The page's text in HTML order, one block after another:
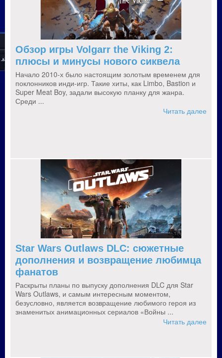
Обзор игры Volgarr the Viking 2:
плюсы и минусы нового сиквела
Начало 2010-х было настоящим золотым временем для
поклонников инди-игр. Такие хиты, как Limbo, Bastion и
Super Meat Boy, задали высокую планку для жанра.
Среди ...
Читать далее
Star Wars Outlaws DLC: сюжетные
дополнения и возвращение любимца
фанатов
Раскрыты планы по выпуску дополнения DLC для Star
Wars Outlaws, и самым интересным моментом,
безусловно, является возвращение любимого героя из
знаменитых анимационных сериалов «Войны ...
Читать далее